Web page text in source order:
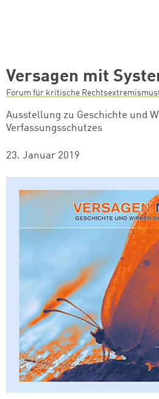
Versagen mit
Forum für kritische
Ausstellung zu Geschichte und
Verfassungsschutzes
23. Januar 2019